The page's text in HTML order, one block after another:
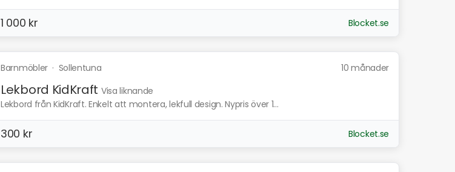
1 000 kr Blocket.se
Barnmöbler · Sollentuna 10 månader
Lekbord KidKraft Visa liknande
Lekbord från KidKraft. Enkelt att montera, lekfull design. Nypris över 1...
300 kr Blocket.se